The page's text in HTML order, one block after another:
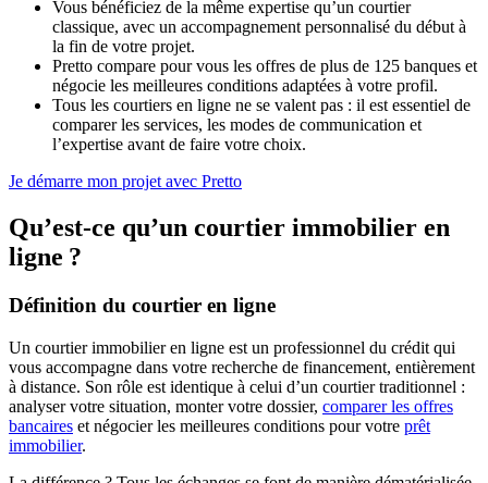
Vous bénéficiez de la même expertise qu’un courtier
classique, avec un accompagnement personnalisé du début à
la fin de votre projet.
Pretto compare pour vous les offres de plus de 125 banques et
négocie les meilleures conditions adaptées à votre profil.
Tous les courtiers en ligne ne se valent pas : il est essentiel de
comparer les services, les modes de communication et
l’expertise avant de faire votre choix.
Je démarre mon projet avec Pretto
Qu’est-ce qu’un courtier immobilier en
ligne ?
Définition du courtier en ligne
Un courtier immobilier en ligne est un professionnel du crédit qui
vous accompagne dans votre recherche de financement, entièrement
à distance. Son rôle est identique à celui d’un courtier traditionnel :
analyser votre situation, monter votre dossier, comparer les offres
bancaires et négocier les meilleures conditions pour votre prêt
immobilier.